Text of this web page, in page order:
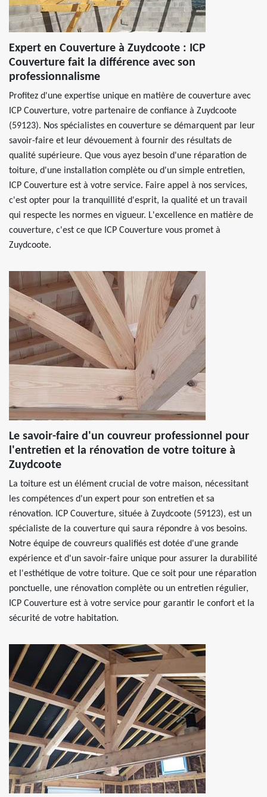
Expert en Couverture à Zuydcoote : ICP
Couverture fait la différence avec son
professionnalisme
Profitez d'une expertise unique en matière de couverture avec
ICP Couverture, votre partenaire de confiance à Zuydcoote
(59123). Nos spécialistes en couverture se démarquent par leur
savoir-faire et leur dévouement à fournir des résultats de
qualité supérieure. Que vous ayez besoin d'une réparation de
toiture, d'une installation complète ou d'un simple entretien,
ICP Couverture est à votre service. Faire appel à nos services,
c'est opter pour la tranquillité d'esprit, la qualité et un travail
qui respecte les normes en vigueur. L'excellence en matière de
couverture, c'est ce que ICP Couverture vous promet à
Zuydcoote.
Le savoir-faire d'un couvreur professionnel pour
l'entretien et la rénovation de votre toiture à
Zuydcoote
La toiture est un élément crucial de votre maison, nécessitant
les compétences d'un expert pour son entretien et sa
rénovation. ICP Couverture, située à Zuydcoote (59123), est un
spécialiste de la couverture qui saura répondre à vos besoins.
Notre équipe de couvreurs qualifiés est dotée d'une grande
expérience et d'un savoir-faire unique pour assurer la durabilité
et l'esthétique de votre toiture. Que ce soit pour une réparation
ponctuelle, une rénovation complète ou un entretien régulier,
ICP Couverture est à votre service pour garantir le confort et la
sécurité de votre habitation.